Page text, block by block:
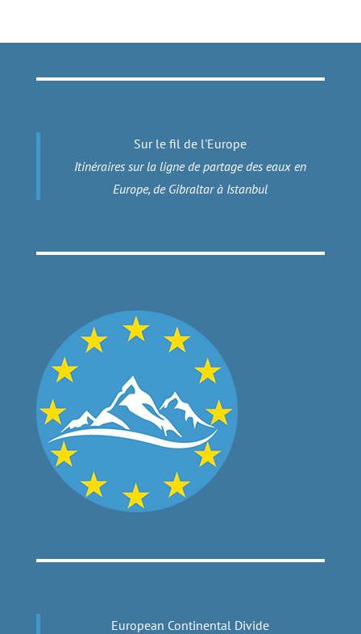
Sur le fil de l'Europe
Itinéraires sur la ligne de partage des eaux en
Europe, de Gibraltar à Istanbul
European Continental Divide